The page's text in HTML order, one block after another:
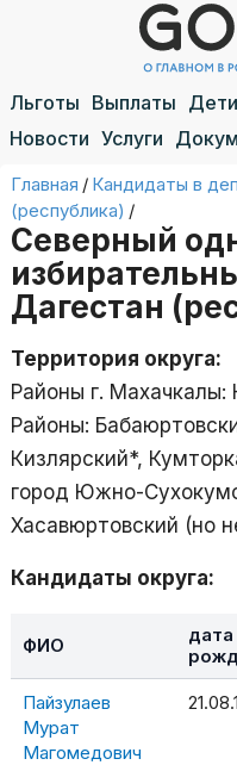
Льготы Выплаты Дети
Новости Услуги
Главная / Кандидаты в
(республика) /
Северный
Дагестан
Территория округа:
Районы г. Махачкалы:
Районы:
Кизлярский*,
город Южно-
Хасавюртовский (но
Кандидаты округа:
ФИО
дата
Пайзулаев
Мурат
Магомедович